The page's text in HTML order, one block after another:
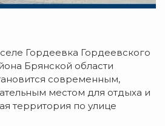
Гордеевка Гордеевского
Брянской области
современным,
местом для отдыха и
территория по улице